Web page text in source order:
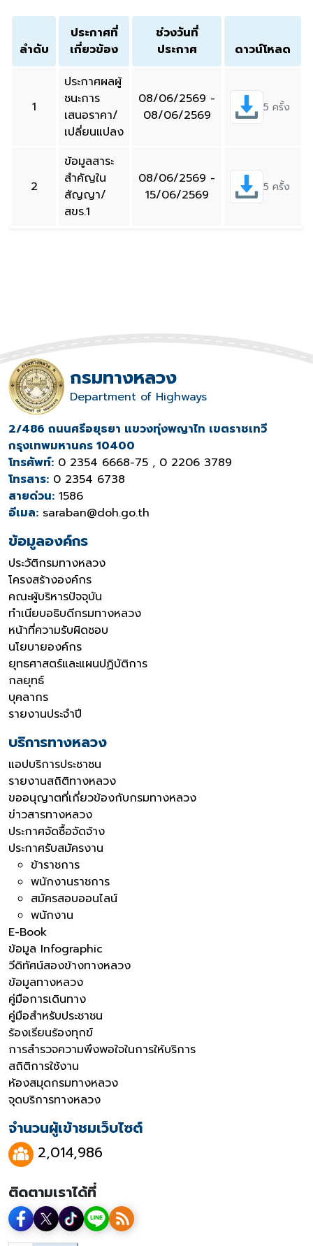
ลำดับ
ประกาศที่
เกี่ยวข้อง
ช่วงวันที่
ประกาศ
ดาวน์โหลด
1
ประกาศผลผู้
ชนะการ
เสนอราคา/
เปลี่ยนแปลง
08/06/2569 -
08/06/2569
5 ครั้ง
2
ข้อมูลสาระ
สำคัญใน
สัญญา/
สขร.1
08/06/2569 -
15/06/2569
5 ครั้ง
กรมทางหลวง
Department of Highways
2/486 ถนนศรีอยุธยา แขวงทุ่งพญาไท เขตราชเทวี
กรุงเทพมหานคร 10400
โทรศัพท์: 0 2354 6668-75 , 0 2206 3789
โทรสาร: 0 2354 6738
สายด่วน: 1586
อีเมล: saraban@doh.go.th
ข้อมูลองค์กร
ประวัติกรมทางหลวง
โครงสร้างองค์กร
คณะผู้บริหารปัจจุบัน
ทำเนียบอธิบดีกรมทางหลวง
หน้าที่ความรับผิดชอบ
นโยบายองค์กร
ยุทธศาสตร์และแผนปฏิบัติการ
กลยุทธ์
บุคลากร
รายงานประจำปี
บริการทางหลวง
แอปบริการประชาชน
รายงานสถิติทางหลวง
ขออนุญาตที่เกี่ยวข้องกับกรมทางหลวง
ข่าวสารทางหลวง
ประกาศจัดซื้อจัดจ้าง
ประกาศรับสมัครงาน
ข้าราชการ
พนักงานราชการ
สมัครสอบออนไลน์
พนักงาน
E-Book
ข้อมูล Infographic
วีดิทัศน์สองข้างทางหลวง
ข้อมูลทางหลวง
คู่มือการเดินทาง
คู่มือสำหรับประชาชน
ร้องเรียนร้องทุกข์
การสำรวจความพึงพอใจในการให้บริการ
สถิติการใช้งาน
ห้องสมุดกรมทางหลวง
จุดบริการทางหลวง
จำนวนผู้เข้าชมเว็บไซต์
2,014,986
ติดตามเราได้ที่